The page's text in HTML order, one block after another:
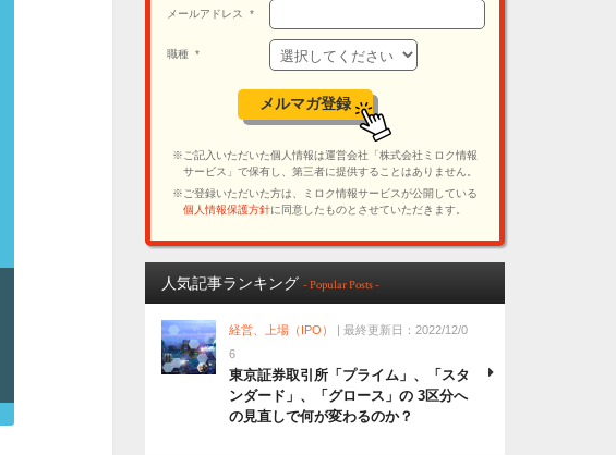
人気記事ランキング - Popular Posts -
経営、上場（IPO）
| 最終更新日：2022/12/0
6
東京証券取引所「プライム」、「スタ
ンダード」、「グロース」の 3区分へ
の見直しで何が変わるのか？